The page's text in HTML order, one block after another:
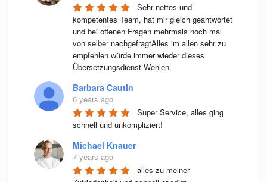
Sehr nettes und
kompetentes Team, hat mir gleich geantwortet
und bei offenen Fragen mehrmals noch mal
von selber nachgefragtAlles im allen sehr zu
empfehlen würde immer wieder dieses
Übersetzungsdienst Wehlen.
Barbara Cautin
6 years ago
Super Service, alles ging
schnell und unkompliziert!
Michael Knauer
7 years ago
alles zu meiner